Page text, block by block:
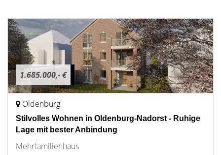
1.685.000,- €
Oldenburg
Stilvolles Wohnen in Oldenburg-Nadorst - Ruhige
Lage mit bester Anbindung
Mehrfamilienhaus